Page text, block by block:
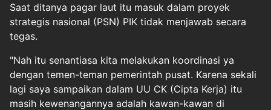
Saat ditanya pagar laut itu masuk dalam proyek
strategis nasional (PSN) PIK tidak menjawab secara
tegas.
"Nah itu senantiasa kita melakukan koordinasi ya
dengan temen-teman pemerintah pusat. Karena sekali
lagi saya sampaikan dalam UU CK (Cipta Kerja) itu
masih kewenangannya adalah kawan-kawan di